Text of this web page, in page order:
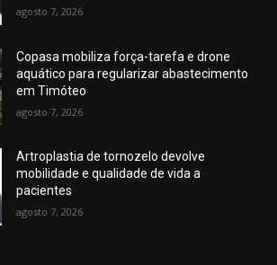
agosto 7, 2026
Copasa mobiliza força-tarefa e drone
aquático para regularizar abastecimento
em Timóteo
agosto 7, 2026
Artroplastia de tornozelo devolve
mobilidade e qualidade de vida a
pacientes
agosto 7, 2026